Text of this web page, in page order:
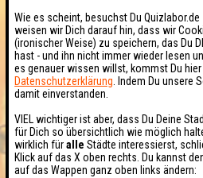
Wie es scheint, besuchst Du Quizlabor.de
weisen wir Dich darauf hin, dass wir
(ironischer Weise) zu speichern, das Du
hast - und ihn nicht immer wieder lesen
es genauer wissen willst, kommst Du
Datenschutzerklärung . Indem Du unsere
damit einverstanden.
VIEL wichtiger ist aber, dass Du Deine
für Dich so übersichtlich wie möglich
wirklich füralle Städte interessierst,
Klick auf das X oben rechts. Du kannst
auf das Wappen ganz oben links ändern: